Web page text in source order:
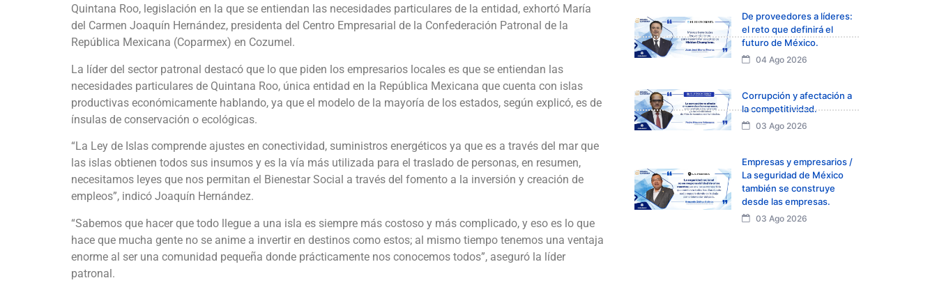
Quintana Roo, legislación en la que se entiendan las necesidades particulares de la entidad, exhortó María
del Carmen Joaquín Hernández, presidenta del Centro Empresarial de la Confederación Patronal de la
República Mexicana (Coparmex) en Cozumel.
La líder del sector patronal destacó que lo que piden los empresarios locales es que se entiendan las
necesidades particulares de Quintana Roo, única entidad en la República Mexicana que cuenta con islas
productivas económicamente hablando, ya que el modelo de la mayoría de los estados, según explicó, es de
ínsulas de conservación o ecológicas.
“La Ley de Islas comprende ajustes en conectividad, suministros energéticos ya que es a través del mar que
las islas obtienen todos sus insumos y es la vía más utilizada para el traslado de personas, en resumen,
necesitamos leyes que nos permitan el Bienestar Social a través del fomento a la inversión y creación de
empleos”, indicó Joaquín Hernández.
“Sabemos que hacer que todo llegue a una isla es siempre más costoso y más complicado, y eso es lo que
hace que mucha gente no se anime a invertir en destinos como estos; al mismo tiempo tenemos una ventaja
enorme al ser una comunidad pequeña donde prácticamente nos conocemos todos”, aseguró la líder
patronal.
De proveedores a líderes:
el reto que definirá el
futuro de México.
04 Ago 2026
Corrupción y afectación a
la competitividad.
03 Ago 2026
Empresas y empresarios /
La seguridad de México
también se construye
desde las empresas.
03 Ago 2026